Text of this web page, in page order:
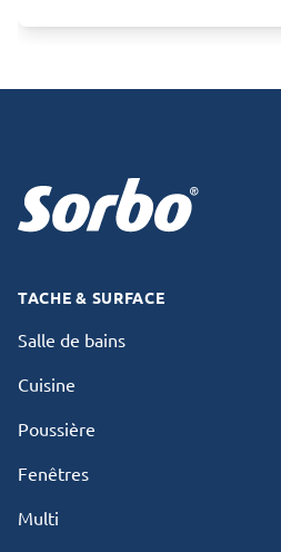
TACHE & SURFACE
Salle de bains
Cuisine
Poussière
Fenêtres
Multi